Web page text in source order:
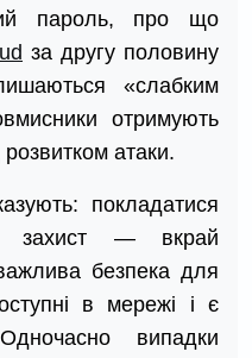
пароль, про що
за другу половину
«слабким
отримують
атаки.
покладатися
захист — вкрай
безпека для
в мережі і є
випадки